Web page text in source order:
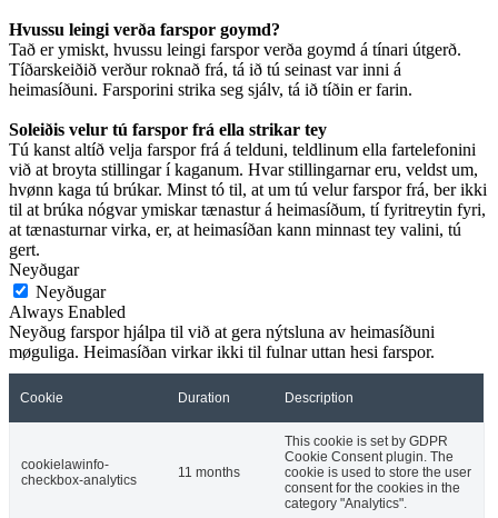
Hvussu leingi verða farspor goymd?
Tað er ymiskt, hvussu leingi farspor verða goymd á tínari útgerð.
Tíðarskeiðið verður roknað frá, tá ið tú seinast var inni á
heimasíðuni. Farsporini strika seg sjálv, tá ið tíðin er farin.
Soleiðis velur tú farspor frá ella strikar tey
Tú kanst altíð velja farspor frá á telduni, teldlinum ella fartelefonini
við at broyta stillingar í kaganum. Hvar stillingarnar eru, veldst um,
hvønn kaga tú brúkar. Minst tó til, at um tú velur farspor frá, ber ikki
til at brúka nógvar ymiskar tænastur á heimasíðum, tí fyritreytin fyri,
at tænasturnar virka, er, at heimasíðan kann minnast tey valini, tú
gert.
Neyðugar
Neyðugar
Always Enabled
Neyðug farspor hjálpa til við at gera nýtsluna av heimasíðuni
møguliga. Heimasíðan virkar ikki til fulnar uttan hesi farspor.
Cookie Duration Description
cookielawinfo-
checkbox-analytics
11 months
This cookie is set by GDPR
Cookie Consent plugin. The
cookie is used to store the user
consent for the cookies in the
category "Analytics".